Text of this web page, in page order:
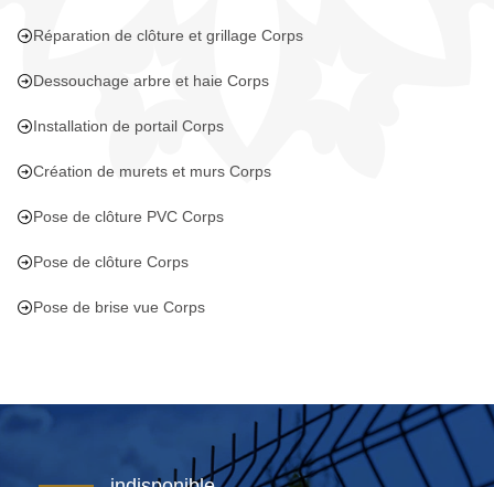
Réparation de clôture et grillage Corps
Dessouchage arbre et haie Corps
Installation de portail Corps
Création de murets et murs Corps
Pose de clôture PVC Corps
Pose de clôture Corps
Pose de brise vue Corps